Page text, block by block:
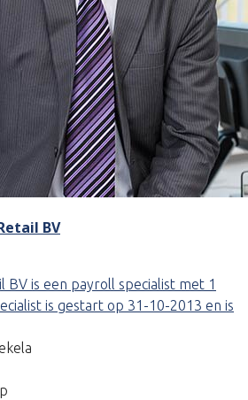
BV
BV is een payroll specialist met 1
is gestart op 31-10-2013 en is